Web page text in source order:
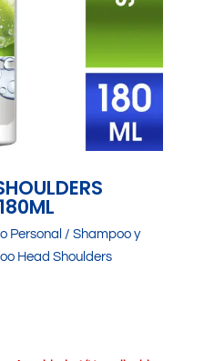
Personal / Shampoo y
Head Shoulders